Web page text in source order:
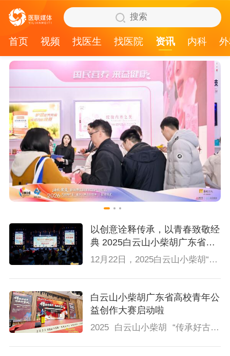
首页 视频 找医生 找医院 资讯 内科
以创意诠释传承，以青春致敬经
典 2025白云山小柴胡广东省高
校青年公益创作大赛圆满收官12月22日，2025白云山小柴胡“传承好古方，传承好家风”广东省高校青年公益创作大赛收官仪式暨颁奖盛典在广州美术学院圆满举行。当年轻的创意与深厚的传统相遇，当家风的温度与古方的智慧交融，一场关于传承的生动实践从作品走向相聚，在掌声与目光中温暖落地，完成了一次饱含诚意的文化回响。
白云山小柴胡广东省高校青年公
益创作大赛启动啦
2025 白云山小柴胡 “传承好古方，传承好家风” 广东省高校青年公益创作大赛启动仪式，2025年10月11日在暨南大学新闻与传播学院隆重举行。白云山小柴胡携手美团买药、大参林与创意星球，邀请医药健康、传媒广告、协会组织、高校学界等30余位嘉宾齐聚，共同开启一场融合传统文化与青春创意的公益行动。